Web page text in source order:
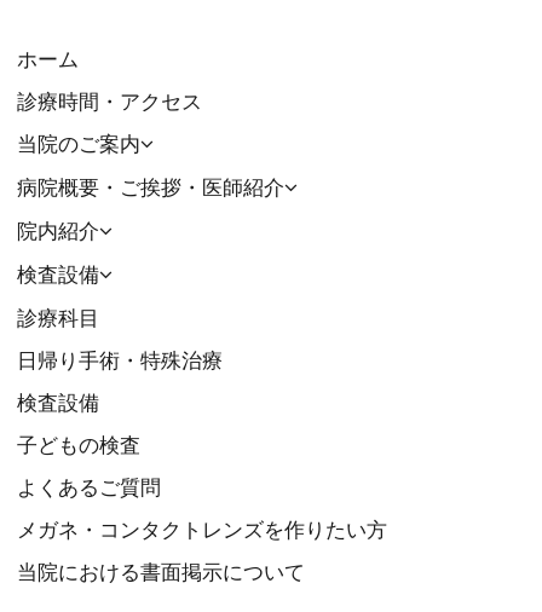
ホーム
診療時間・アクセス
当院のご案内
病院概要・ご挨拶・医師紹介
院内紹介
検査設備
診療科目
日帰り手術・特殊治療
検査設備
子どもの検査
よくあるご質問
メガネ・コンタクトレンズを作りたい方
当院における書面掲示について